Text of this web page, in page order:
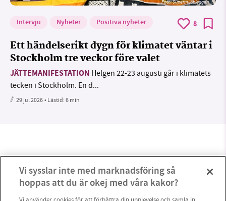
Foto: Supermijöbloggen
Intervju Nyheter Positiva nyheter 8
Ett händelserikt dygn för klimatet väntar i
Stockholm tre veckor före valet
JÄTTEMANIFESTATION Helgen 22-23 augusti går i klimatets
tecken i Stockholm. En d...
29 jul 2026• Lästid:6 min
Vi sysslar inte med marknadsföring så
hoppas att du är okej med våra kakor?